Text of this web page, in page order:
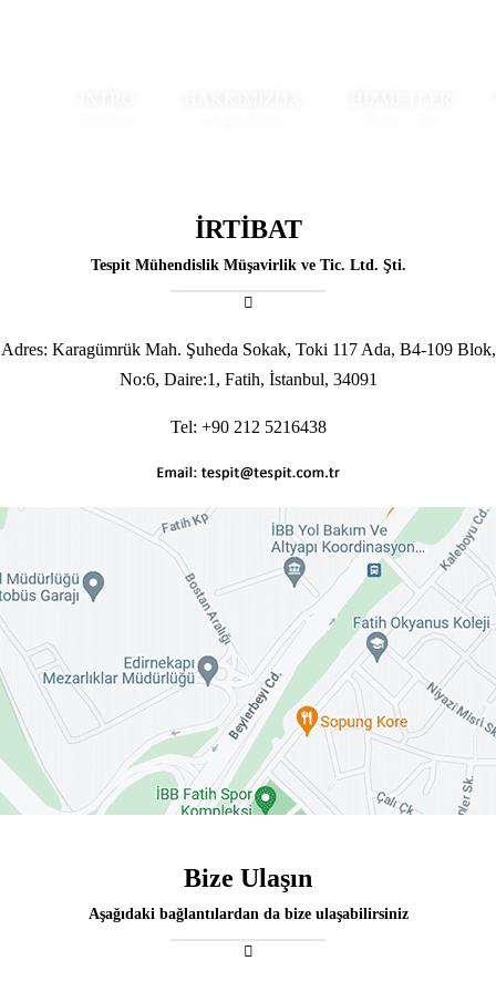
İRTİBAT
Tespit Mühendislik Müşavirlik ve Tic. Ltd. Şti.
Adres: Karagümrük Mah. Şuheda Sokak, Toki 117 Ada, B4-109 Blok,
No:6, Daire:1, Fatih, İstanbul, 34091
Tel: +90 212 5216438
Bize Ulaşın
Aşağıdaki bağlantılardan da bize ulaşabilirsiniz